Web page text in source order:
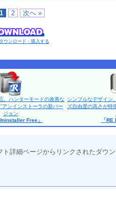
1 2 次へ »
ウンロード・購入する
。ハンターモードの改善な
アンインストーラの新バー
ジョン
Free」
シンプルなデザイン
ズ自由度の高さが特
「RE
詳細ページからリンクされたダウ